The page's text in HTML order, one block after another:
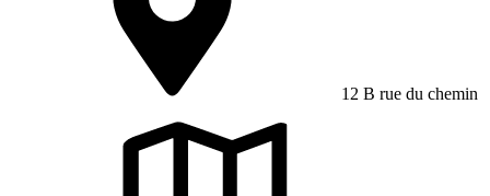
12 B rue du chemin